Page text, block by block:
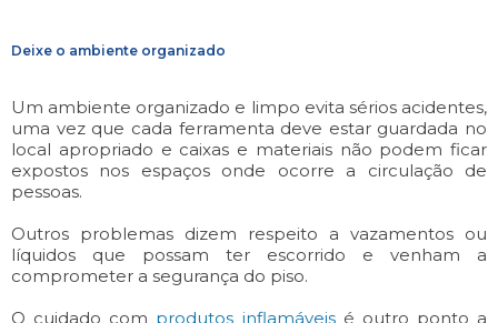
Deixe o ambiente organizado
Um ambiente organizado e limpo evita sérios acidentes,
uma vez que cada ferramenta deve estar guardada no
local apropriado e caixas e materiais não podem ficar
expostos nos espaços onde ocorre a circulação de
pessoas.
Outros problemas dizem respeito a vazamentos ou
líquidos que possam ter escorrido e venham a
comprometer a segurança do piso.
O cuidado com produtos inflamáveisé outro ponto a